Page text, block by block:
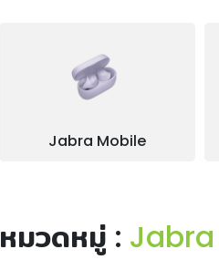
Jabra Mobile
หมวดหมู่ :